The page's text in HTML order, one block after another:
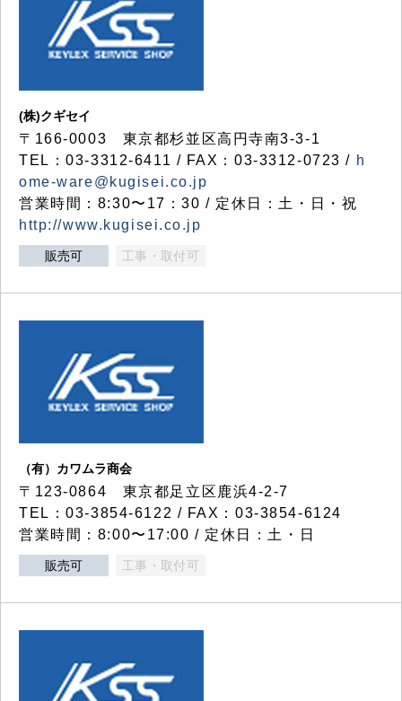
(株)クギセイ
〒166-0003 東京都杉並区高円寺南3-3-1
TEL：03-3312-6411 / FAX：03-3312-0723 / h
ome-ware@kugisei.co.jp
営業時間：8:30〜17：30 / 定休日：土・日・祝
http://www.kugisei.co.jp
販売可 工事・取付可
（有）カワムラ商会
〒123-0864 東京都足立区鹿浜4-2-7
TEL：03-3854-6122 / FAX：03-3854-6124
営業時間：8:00〜17:00 / 定休日：土・日
販売可 工事・取付可